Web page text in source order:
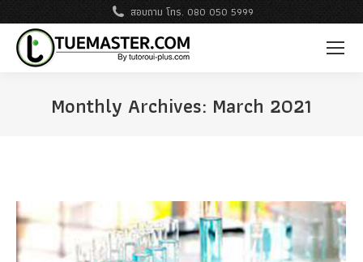
สอบถาม โทร. 080 050 5999
Monthly Archives: March 2021